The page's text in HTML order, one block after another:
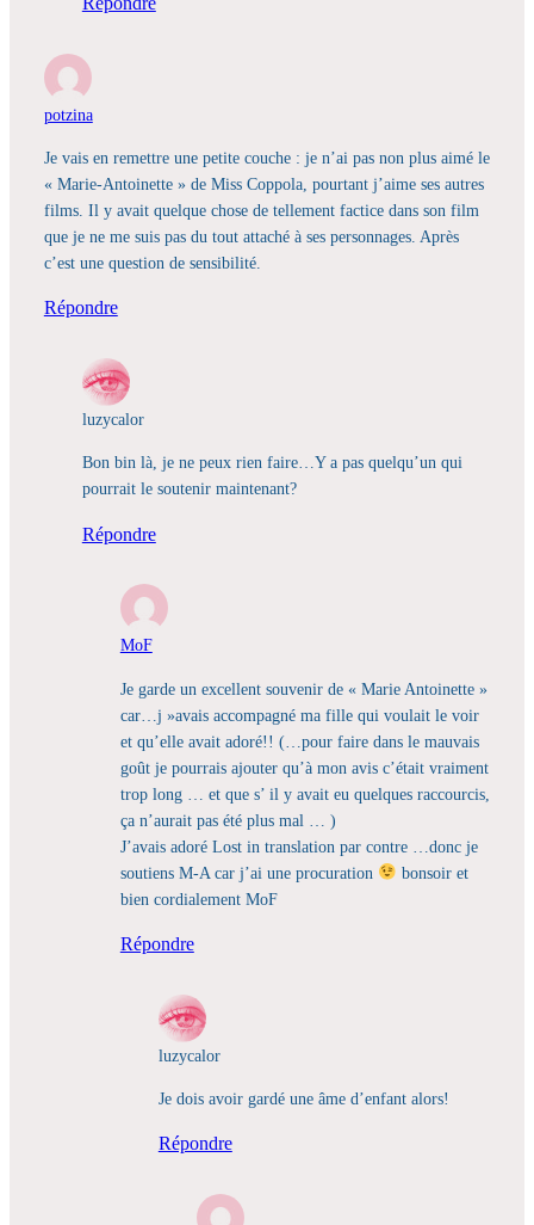
potzina
Je vais en remettre une petite couche : je n’ai pas non plus aimé le
« Marie-Antoinette » de Miss Coppola, pourtant j’aime ses autres
films. Il y avait quelque chose de tellement factice dans son film
que je ne me suis pas du tout attaché à ses personnages. Après
c’est une question de sensibilité.
Répondre
luzycalor
Bon bin là, je ne peux rien faire…Y a pas quelqu’un qui
pourrait le soutenir maintenant?
Répondre
MoF
Je garde un excellent souvenir de « Marie Antoinette »
car…j »avais accompagné ma fille qui voulait le voir
et qu’elle avait adoré!! (…pour faire dans le mauvais
goût je pourrais ajouter qu’à mon avis c’était vraiment
trop long … et que s’ il y avait eu quelques raccourcis,
ça n’aurait pas été plus mal … )
J’avais adoré Lost in translation par contre …donc je
soutiens M-A car j’ai une procuration
bonsoir et
bien cordialement MoF
Répondre
luzycalor
Je dois avoir gardé une âme d’enfant alors!
Répondre